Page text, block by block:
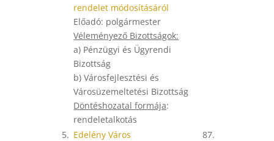
rendelet módosításáról
Előadó: polgármester
Véleményező Bizottságok:
a) Pénzügyi és Ügyrendi
Bizottság
b) Városfejlesztési és
Városüzemeltetési Bizottság
Döntéshozatal formája:
rendeletalkotás
5. Edelény Város
87.